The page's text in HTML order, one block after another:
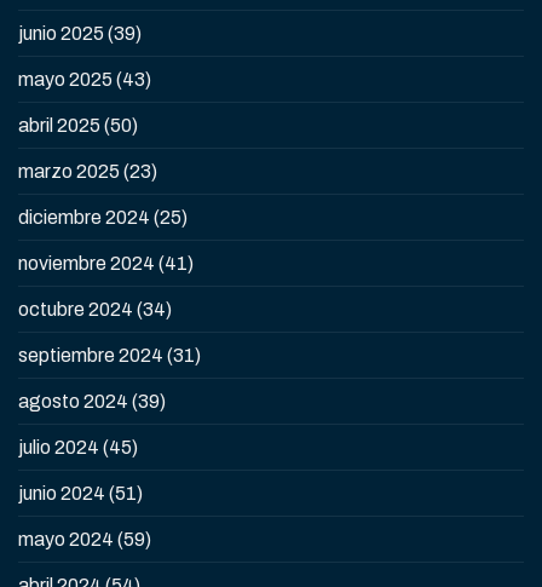
junio 2025 (39)
mayo 2025 (43)
abril 2025 (50)
marzo 2025 (23)
diciembre 2024 (25)
noviembre 2024 (41)
octubre 2024 (34)
septiembre 2024 (31)
agosto 2024 (39)
julio 2024 (45)
junio 2024 (51)
mayo 2024 (59)